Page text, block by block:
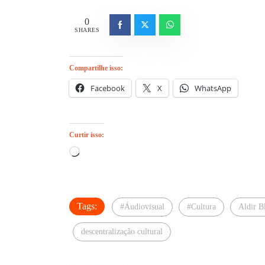
0
SHARES
Compartilhe isso:
Facebook X WhatsApp
Curtir isso:
Carregando...
Tags: #Áudiovisual #Cultura Aldir
descentralização cultural